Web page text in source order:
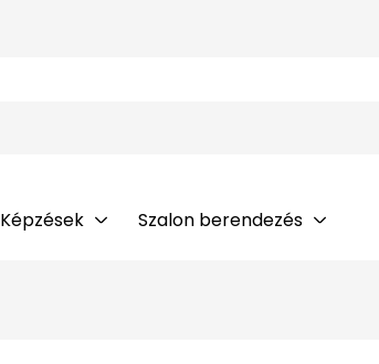
Képzések Szalon berendezés